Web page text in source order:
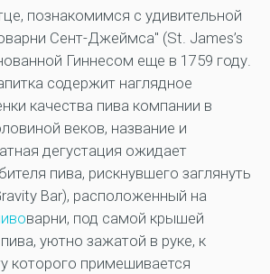
познакомимся с удивительной
Сент-Джеймса" (St. James’s
Гиннесом еще в 1759 году.
содержит наглядное
качества пива компании в
веков, название и
дегустация ожидает
пива, рискнувшего заглянуть
Bar), расположенный на
варни, под самой крышей
уютно зажатой в руке, к
которого примешивается